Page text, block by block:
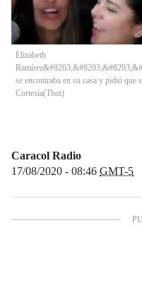
Elizabeth
se encontraba en su casa y pidió que
Cortesía(Thot)
Caracol Radio
17/08/2020 - 08:46 GMT-5